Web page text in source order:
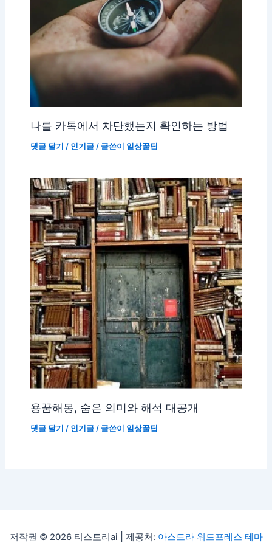
나를 카톡에서 차단했는지 확인하는 방법
댓글 달기 / 인기글/ 글쓴이 일상꿀팁
용꿈해몽, 숨은 의미와 해석 대공개
댓글 달기 / 인기글/ 글쓴이 일상꿀팁
저작권 © 2026 티스토리ai | 제공처: 아스트라 워드프레스 테마